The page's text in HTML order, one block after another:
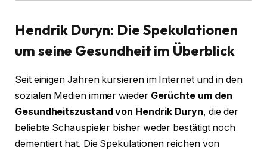
Hendrik Duryn: Die Spekulationen
um seine Gesundheit im Überblick
Seit einigen Jahren kursieren im Internet und in den
sozialen Medien immer wieder Gerüchte um den
Gesundheitszustand von Hendrik Duryn, die der
beliebte Schauspieler bisher weder bestätigt noch
dementiert hat. Die Spekulationen reichen von